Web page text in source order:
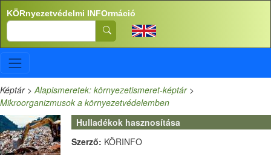
Ugrás a tartalomra
KÖRnyezetvédelmi INFOrmáció
Search
Képtár>Alapismeretek: környezetismeret-képtár>
Mikroorganizmusok a környezetvédelemben
Hulladékok hasznosítása
Szerző: KÖRINFO